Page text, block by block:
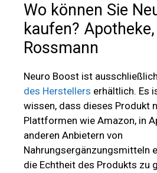
Wo können Sie
kaufen?
Rossmann
Neuro Boost ist
des Herstellers erhältlich. Es
wissen, dass dieses Produkt
Plattformen wie Amazon, in
anderen Anbietern von
Nahrungsergänzungsmitteln
die Echtheit des Produkts zu